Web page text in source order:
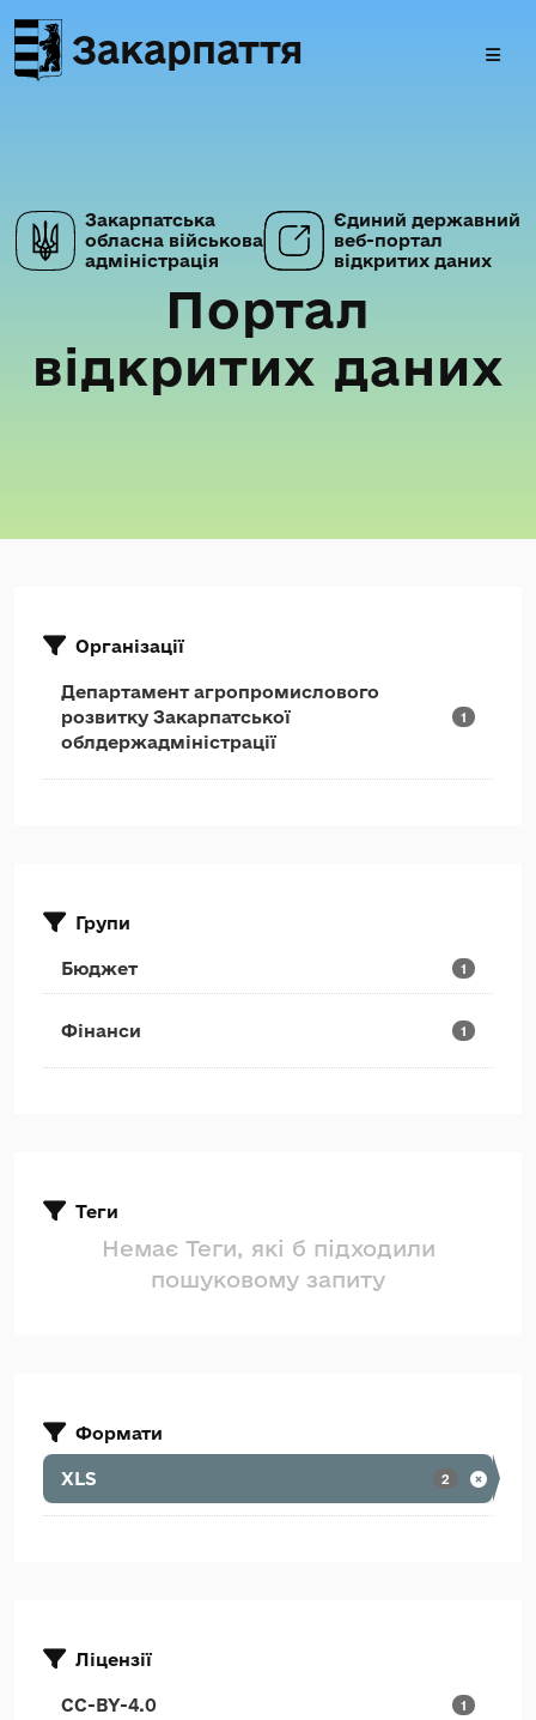
Закарпаття
Закарпатська
обласна військова
адміністрація
Єдиний державний
веб-портал
відкритих даних
Портал
відкритих даних
Організації
Департамент агропромислового
розвитку Закарпатської
облдержадміністрації
1
Групи
Бюджет 1
Фінанси 1
Теги
Немає Теги, які б підходили
пошуковому запиту
Формати
XLS 2
Ліцензії
CC-BY-4.0 1